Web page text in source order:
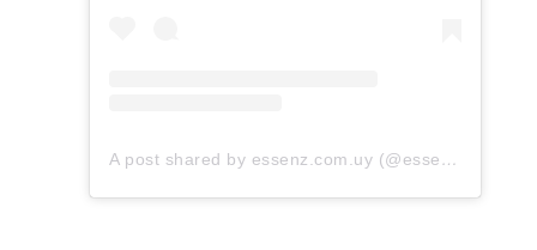
A post shared by essenz.com.uy (@essenz.com.uy)